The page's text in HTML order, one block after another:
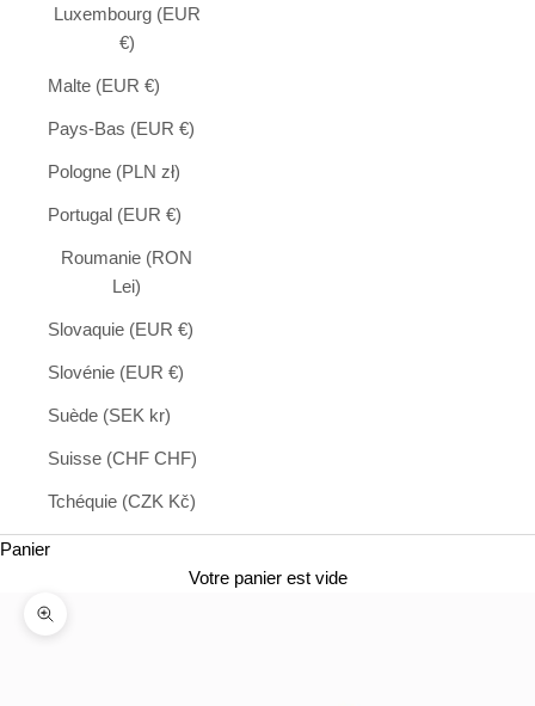
Luxembourg (EUR
€)
Malte (EUR €)
Pays-Bas (EUR €)
Pologne (PLN zł)
Portugal (EUR €)
Roumanie (RON
Lei)
Slovaquie (EUR €)
Slovénie (EUR €)
Suède (SEK kr)
Suisse (CHF CHF)
Tchéquie (CZK Kč)
Panier
Votre panier est vide
Zoomer sur l'image